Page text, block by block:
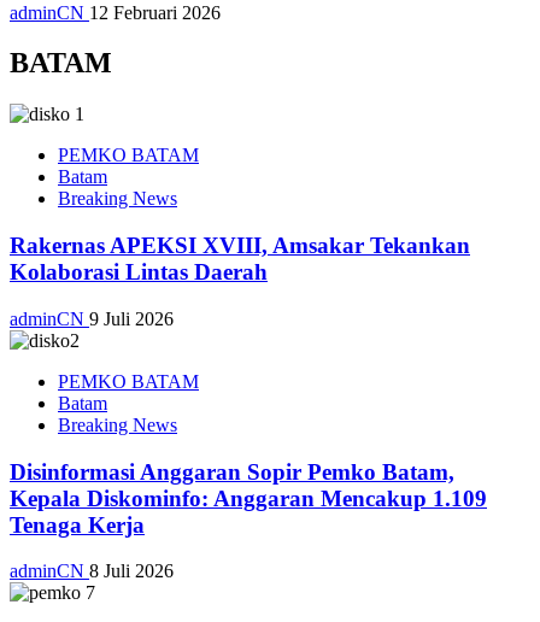
adminCN 12 Februari 2026
BATAM
PEMKO BATAM
Batam
Breaking News
Rakernas APEKSI XVIII, Amsakar Tekankan
Kolaborasi Lintas Daerah
adminCN 9 Juli 2026
PEMKO BATAM
Batam
Breaking News
Disinformasi Anggaran Sopir Pemko Batam,
Kepala Diskominfo: Anggaran Mencakup 1.109
Tenaga Kerja
adminCN 8 Juli 2026